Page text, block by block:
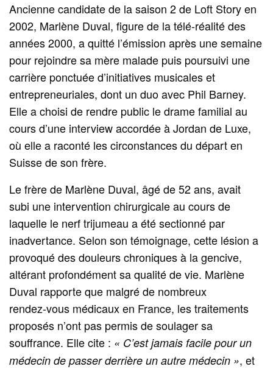
Ancienne candidate de la saison 2 de Loft Story en
2002, Marlène Duval, figure de la télé-réalité des
années 2000, a quitté l’émission après une semaine
pour rejoindre sa mère malade puis poursuivi une
carrière ponctuée d’initiatives musicales et
entrepreneuriales, dont un duo avec Phil Barney.
Elle a choisi de rendre public le drame familial au
cours d’une interview accordée à Jordan de Luxe,
où elle a raconté les circonstances du départ en
Suisse de son frère.
Le frère de Marlène Duval, âgé de 52 ans, avait
subi une intervention chirurgicale au cours de
laquelle le nerf trijumeau a été sectionné par
inadvertance. Selon son témoignage, cette lésion a
provoqué des douleurs chroniques à la gencive,
altérant profondément sa qualité de vie. Marlène
Duval rapporte que malgré de nombreux
rendez‑vous médicaux en France, les traitements
proposés n’ont pas permis de soulager sa
souffrance. Elle cite : « C’est jamais facile pour un
médecin de passer derrière un autre médecin », et